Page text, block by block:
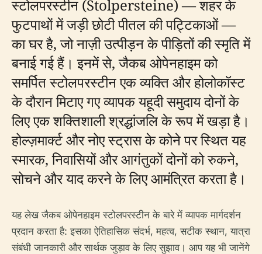
स्टोलपरस्टीन (Stolpersteine) — शहर के
फुटपाथों में जड़ी छोटी पीतल की पट्टिकाओं —
का घर है, जो नाज़ी उत्पीड़न के पीड़ितों की स्मृति में
बनाई गई हैं। इनमें से, जैकब ओपेनहाइम को
समर्पित स्टोलपरस्टीन एक व्यक्ति और होलोकॉस्ट
के दौरान मिटाए गए व्यापक यहूदी समुदाय दोनों के
लिए एक शक्तिशाली श्रद्धांजलि के रूप में खड़ा है।
होल्ज़मार्क्ट और नोए स्ट्रास के कोने पर स्थित यह
स्मारक, निवासियों और आगंतुकों दोनों को रुकने,
सोचने और याद करने के लिए आमंत्रित करता है।
यह लेख जैकब ओपेनहाइम स्टोलपरस्टीन के बारे में व्यापक मार्गदर्शन
प्रदान करता है: इसका ऐतिहासिक संदर्भ, महत्व, सटीक स्थान, यात्रा
संबंधी जानकारी और सार्थक जुड़ाव के लिए सुझाव। आप यह भी जानेंगे